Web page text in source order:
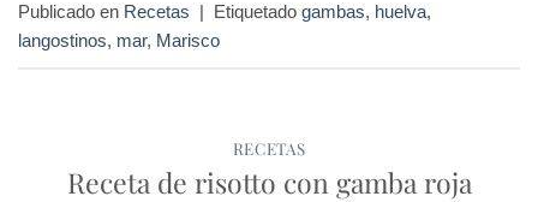
Publicado en Recetas | Etiquetado gambas, huelva,
langostinos, mar, Marisco
RECETAS
Receta de risotto con gamba roja